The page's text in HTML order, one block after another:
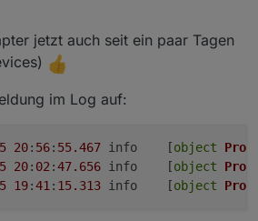
gesetzt wird.
funktioniert mit Stream User und
v14 muss installiert sein, sonst
exit code 25 beim installieren
TA2k/ioBroker.tapo
jetzt auch seit ein paar Tagen
im Log auf:
20: 56: 55.467
	info	[
object
20: 02 :47.656
	info	[
object
19:41 : 15.313
	info	[
object